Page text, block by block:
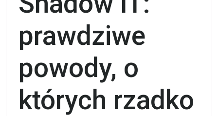
prawdziwe
powody, o
których rzadko